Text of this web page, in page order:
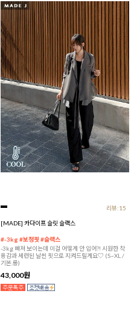
리뷰:15
[MADE] 카다이프 슬릿 슬랙스
#-3kg #보정핏 #슬랙스
-3kg 빠져 보이는데 이걸 어떻게 안 입어?! 시원한 착
용감과 세련된 날씬 핏으로 지켜드릴게요♡ (S~XL /
기본,롱)
43,000원